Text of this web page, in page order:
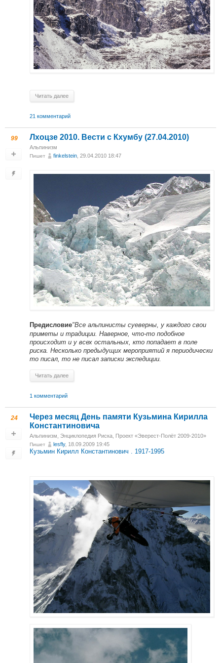
Читать далее
21 комментарий
99 Лхоцзе 2010. Вести с Кхумбу (27.04.2010)
Альпинизм
Пишет finkelstein , 29.04.2010 18:47
Предисловие"Все альпинисты суеверны, у каждого свои
приметы и традиции. Наверное, что-то подобное
происходит и у всех остальных, кто попадает в поле
риска. Несколько предыдущих мероприятий я периодически
то писал, то не писал записки экспедиции.
Читать далее
1 комментарий
24
Через месяц День памяти Кузьмина Кирилла
Константиновича
Альпинизм Энциклопедия Риска Проект «Эверест-Полёт 2009-2010»
Пишет lesfly, 18.09.2009 19:45
Кузьмин Кирилл Константинович . 1917-1995